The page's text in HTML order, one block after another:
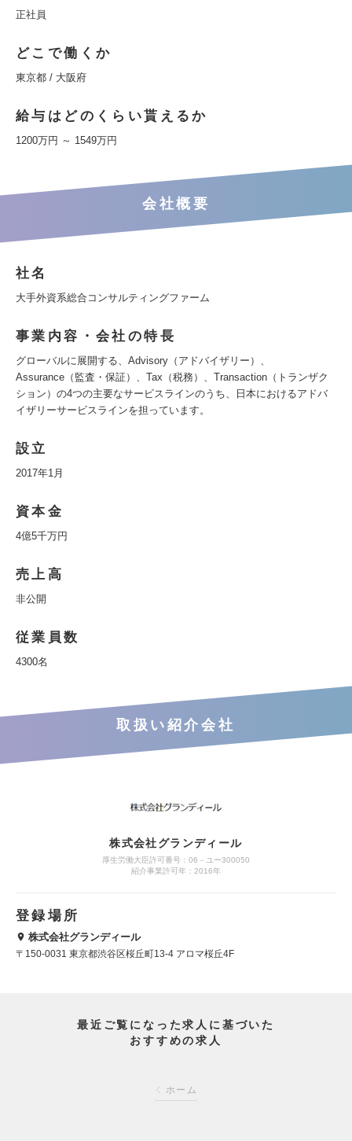
正社員
どこで働くか
東京都 / 大阪府
給与はどのくらい貰えるか
1200万円 ～ 1549万円
会社概要
社名
大手外資系総合コンサルティングファーム
事業内容・会社の特長
グローバルに展開する、Advisory（アドバイザリー）、
Assurance（監査・保証）、Tax（税務）、Transaction（トランザク
ション）の4つの主要なサービスラインのうち、日本におけるアドバ
イザリーサービスラインを担っています。
設立
2017年1月
資本金
4億5千万円
売上高
非公開
従業員数
4300名
取扱い紹介会社
株式会社グランディール
厚生労働大臣許可番号：06－ユー300050
紹介事業許可年：2016年
登録場所
株式会社グランディール
〒150-0031 東京都渋谷区桜丘町13-4 アロマ桜丘4F
最近ご覧になった求人に基づいた
おすすめの求人
ホーム